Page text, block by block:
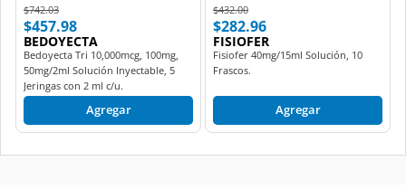
Price reduced from
$742.03to
$457.98
BEDOYECTA
Bedoyecta Tri 10,000mcg, 100mg,
50mg/2ml Solución Inyectable, 5
Jeringas con 2 ml c/u.
Agregar
Price reduced from
$432.00to
$282.96
FISIOFER
Fisiofer 40mg/15ml Solución, 10
Frascos.
Agregar